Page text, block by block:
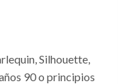
Silhouette,
90 o principios